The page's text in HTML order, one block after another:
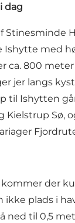
dag
Stinesminde
Ishytte med
ca. 800 meter
jer langs
til Ishytten
Kielstrup Sø,
der
ikke plads i
ned til 0,5